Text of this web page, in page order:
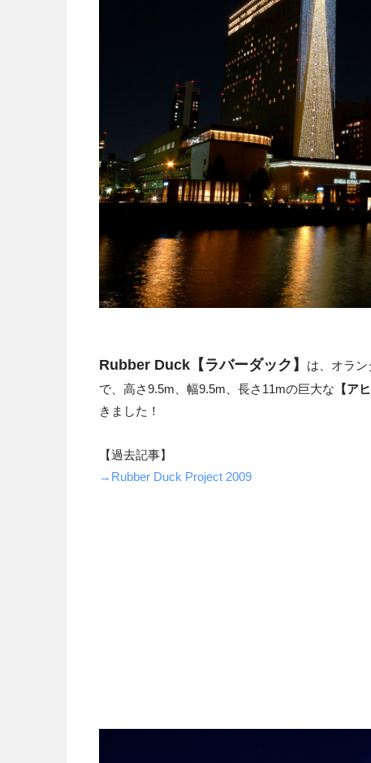
Rubber Duck【ラバーダック】 は、オラ
で、高さ9.5m、幅9.5m、長さ11mの巨大な 【ア
きました！
【過去記事】
→Rubber Duck Project 2009